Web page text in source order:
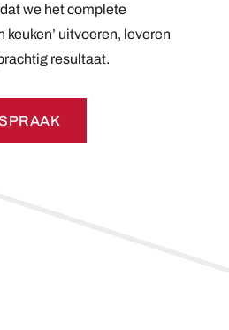
we het complete
keuken’ uitvoeren, leveren
resultaat.